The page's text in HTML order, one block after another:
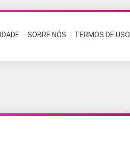
SOBRE NÓS TERMOS DE USO